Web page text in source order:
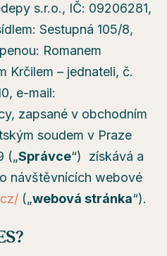
s.r.o., IČ: 09206281,
Sestupná 105/8,
Romanem
Krčilem – jednateli, č.
e-mail:
zapsané v obchodním
soudem v Praze
(„Správce“) získává a
návštěvnících webové
(„webová stránka“).